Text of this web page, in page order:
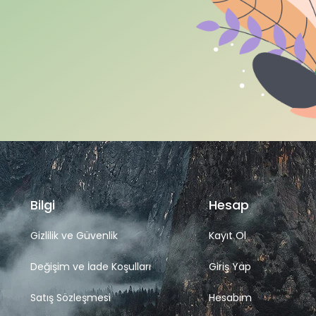
Bilgi
Gizlilik ve Güvenlik
Değişim ve İade Koşulları
Satış Sözleşmesi
Hesap
Kayıt Ol
Giriş Yap
Hesabım